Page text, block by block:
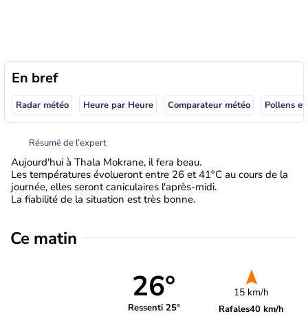
En bref
Radar météo Heure par Heure Comparateur météo Pollens
Résumé de l’expert
Aujourd'hui à Thala Mokrane, il fera beau.
Les températures évolueront entre 26 et 41°C au cours de la
journée, elles seront caniculaires l'après-midi.
La fiabilité de la situation est très bonne.
Ce matin
26°
Ressenti 25°
15 km/h
Rafales40 km/h